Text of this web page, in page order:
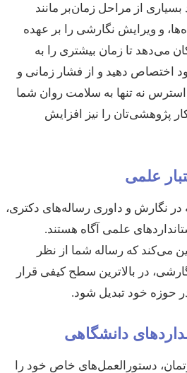
از مراحل زمان‌بر مانند
و ویرایش نگارشی را بر عهده
می‌دهد تا زمان بیشتری را به
اختصاص دهید و از فشار زمانی و
نه تنها به سلامت روان شما
پژوهشی‌تان را نیز افزایش
علمی
نگارش و داوری رساله‌های دکتری،
علمی آگاه هستند.
می‌کند که رساله شما از نظر
در بالاترین سطح کیفی قرار
حوزه خود تبدیل شود.
دانشگاهی
دستورالعمل‌های خاص خود را